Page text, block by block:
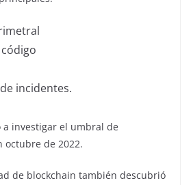
incidentes.
a investigar el umbral de
octubre de 2022.
de blockchain también descubrió